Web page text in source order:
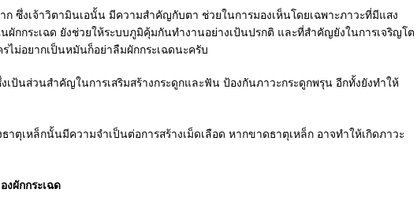
ซึ่งเจ้าวิตามินเอนั้น มีความสำคัญกับตา ช่วยในการมองเห็นโดยเฉพาะภาวะที่มีแสง
กกระเฉด ยังช่วยให้ระบบภูมิคุ้มกันทำงานอย่างเป้นปรกติ และที่สำคัญยังในการเจริญโต
ไม่อยากเป็นหมันก็อย่าลืมผักกระเฉดนะครับ
ป้นส่วนสำคัญในการเสริมสร้างกระดูกและฟัน ป้องกันภาวะกระดูกพรุน อีกทั้งยังทำให้
าตุเหล็กนั้นมีความจำเป็นต่อการสร้างเม็ดเลือด หากขาดธาตุเหล็ก อาจทำให้เกิดภาวะ
ผักกระเฉด